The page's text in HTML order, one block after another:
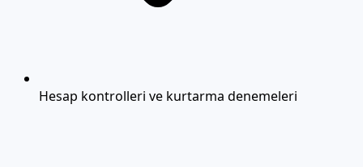
Hesap kontrolleri ve kurtarma denemeleri